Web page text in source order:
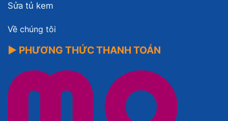
Sửa tủ kem
Về chúng tôi
▶ PHƯƠNG THỨC THANH TOÁN